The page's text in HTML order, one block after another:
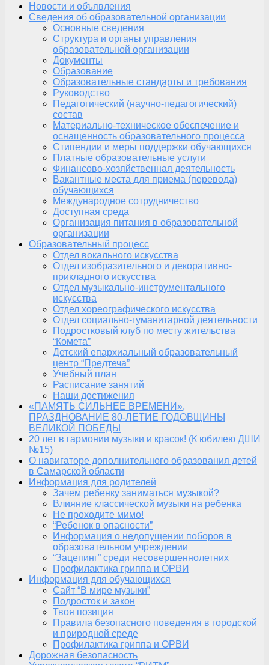
Новости и объявления
Сведения об образовательной организации
Основные сведения
Структура и органы управления
образовательной организации
Документы
Образование
Образовательные стандарты и требования
Руководство
Педагогический (научно-педагогический)
состав
Материально-техническое обеспечение и
оснащенность образовательного процесса
Стипендии и меры поддержки обучающихся
Платные образовательные услуги
Финансово-хозяйственная деятельность
Вакантные места для приема (перевода)
обучающихся
Международное сотрудничество
Доступная среда
Организация питания в образовательной
организации
Образовательный процесс
Отдел вокального искусства
Отдел изобразительного и декоративно-
прикладного искусства
Отдел музыкально-инструментального
искусства
Отдел хореографического искусства
Отдел социально-гуманитарной деятельности
Подростковый клуб по месту жительства
“Комета”
Детский епархиальный образовательный
центр “Предтеча”
Учебный план
Расписание занятий
Наши достижения
«ПАМЯТЬ СИЛЬНЕЕ ВРЕМЕНИ»,
ПРАЗДНОВАНИЕ 80-ЛЕТИЕ ГОДОВЩИНЫ
ВЕЛИКОЙ ПОБЕДЫ
20 лет в гармонии музыки и красок! (К юбилею ДШИ
№15)
О навигаторе дополнительного образования детей
в Самарской области
Информация для родителей
Зачем ребенку заниматься музыкой?
Влияние классической музыки на ребенка
Не проходите мимо!
“Ребенок в опасности”
Информация о недопущении поборов в
образовательном учреждении
“Зацепинг” среди несовершеннолетних
Профилактика гриппа и ОРВИ
Информация для обучающихся
Сайт “В мире музыки”
Подросток и закон
Твоя позиция
Правила безопасного поведения в городской
и природной среде
Профилактика гриппа и ОРВИ
Дорожная безопасность